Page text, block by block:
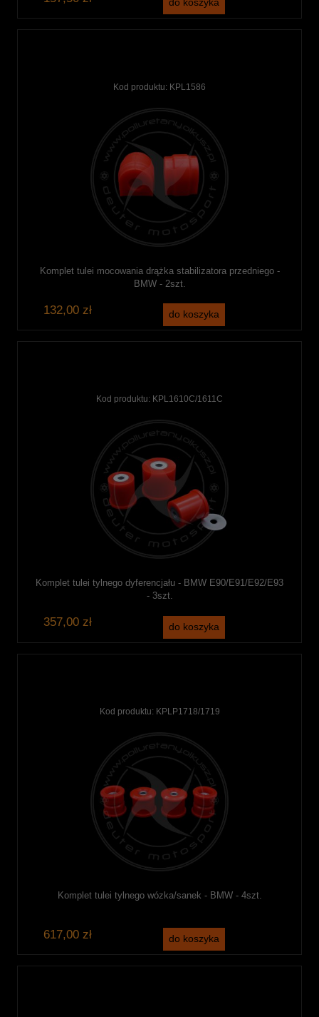
do koszyka
Kod produktu: KPL1586
Komplet tulei mocowania drążka stabilizatora przedniego -
BMW - 2szt.
132,00 zł do koszyka
Kod produktu: KPL1610C/1611C
Komplet tulei tylnego dyferencjału - BMW E90/E91/E92/E93
- 3szt.
357,00 zł do koszyka
Kod produktu: KPLP1718/1719
Komplet tulei tylnego wózka/sanek - BMW - 4szt.
617,00 zł do koszyka